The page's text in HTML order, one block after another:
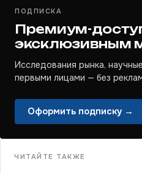
ПОДПИСКА
Премиум-
эксклюзивным
Исследования рынка,
первыми лицами — без
Оформить подписку →
ЧИТАЙТЕ ТАКЖЕ